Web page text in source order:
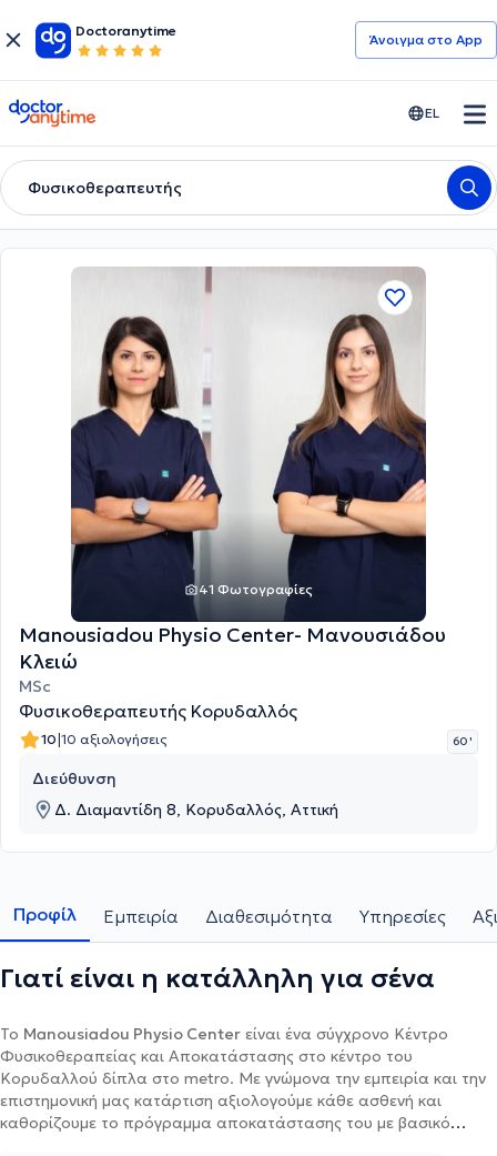
Doctoranytime
Άνοιγμα στο App
doctoranytime EL
Φυσικοθεραπευτής
41 Φωτογραφίες
Manousiadou Physio Center- Μανουσιάδου
Κλειώ
MSc
Φυσικοθεραπευτής Κορυδαλλός
10|10 αξιολογήσεις 60 '
Διεύθυνση
Δ. Διαμαντίδη 8, Κορυδαλλός, Αττική
Προφίλ Εμπειρία Διαθεσιμότητα Υπηρεσίες
Γιατί είναι η κατάλληλη για σένα
Το Manousiadou Physio Center είναι ένα σύγχρονο Κέντρο
Φυσικοθεραπείας και Αποκατάστασης στο κέντρο του
Κορυδαλλού δίπλα στο metro. Με γνώμονα την εμπειρία και την
επιστημονική μας κατάρτιση αξιολογούμε κάθε ασθενή και
καθορίζουμε το πρόγραμμα αποκατάστασης του με βασικό